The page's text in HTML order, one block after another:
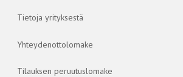
Tietoja yrityksestä
Yhteydenottolomake
Tilauksen peruutuslomake